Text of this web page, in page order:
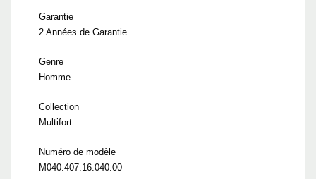
Garantie
2 Années de Garantie
Genre
Homme
Collection
Multifort
Numéro de modèle
M040.407.16.040.00